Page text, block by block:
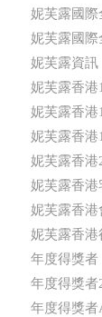
妮芙露國際
妮芙露國際
妮芙露資訊
妮芙露香港
妮芙露香港
妮芙露香港
妮芙露香港
妮芙露香港
妮芙露香港
妮芙露香港
年度得獎者
年度得獎者
年度得獎者